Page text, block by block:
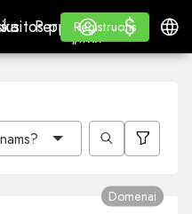
programa
programa
Perpardavėjams
„WHITE LABEL“
Mokymasis
Mokymasis
Registruotis
Registruotis
Prisijungti
$
$
Domenai